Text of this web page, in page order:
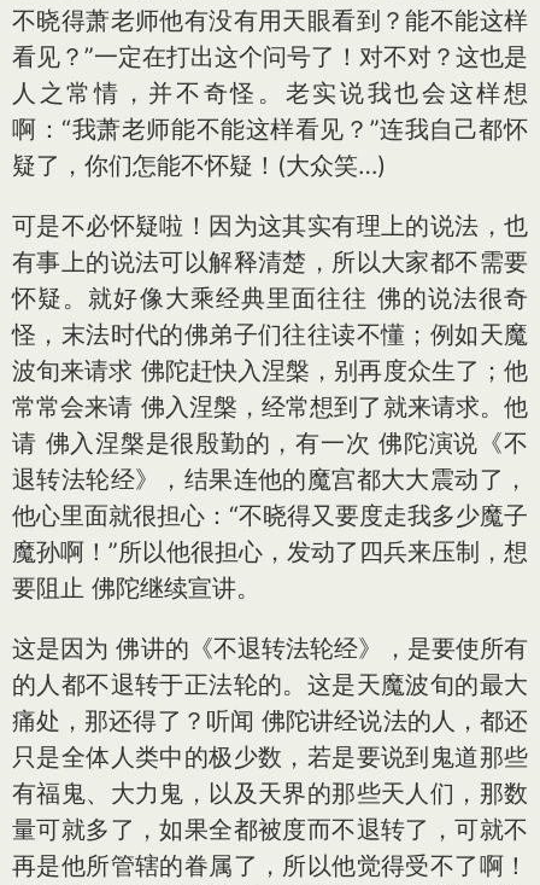
不晓得萧老师他有没有用天眼看到？能不能这样
看见？”一定在打出这个问号了！对不对？这也是
人之常情，并不奇怪。老实说我也会这样想
啊：“我萧老师能不能这样看见？”连我自己都怀
疑了，你们怎能不怀疑！(大众笑…)
可是不必怀疑啦！因为这其实有理上的说法，也
有事上的说法可以解释清楚，所以大家都不需要
怀疑。就好像大乘经典里面往往 佛的说法很奇
怪，末法时代的佛弟子们往往读不懂；例如天魔
波旬来请求 佛陀赶快入涅槃，别再度众生了；他
常常会来请 佛入涅槃，经常想到了就来请求。他
请 佛入涅槃是很殷勤的，有一次 佛陀演说《不
退转法轮经》，结果连他的魔宫都大大震动了，
他心里面就很担心：“不晓得又要度走我多少魔子
魔孙啊！”所以他很担心，发动了四兵来压制，想
要阻止 佛陀继续宣讲。
这是因为 佛讲的《不退转法轮经》，是要使所有
的人都不退转于正法轮的。这是天魔波旬的最大
痛处，那还得了？听闻 佛陀讲经说法的人，都还
只是全体人类中的极少数，若是要说到鬼道那些
有福鬼、大力鬼，以及天界的那些天人们，那数
量可就多了，如果全都被度而不退转了，可就不
再是他所管辖的眷属了，所以他觉得受不了啊！